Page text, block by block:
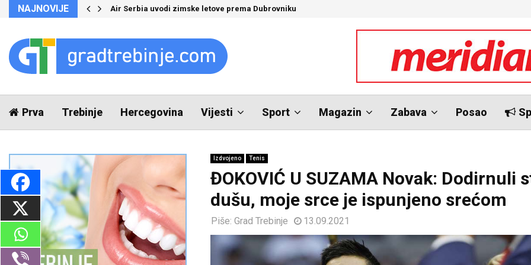
NAJNOVIJE Air Serbia uvodi zimske letove prema Dubrovniku
Prva Trebinje Hercegovina Vijesti Sport Magazin Zabava Posao
Izdvojeno Tenis
ĐOKOVIĆ U SUZAMA Novak: Dodirnuli
dušu, moje srce je ispunjeno srećom
Piše: Grad Trebinje 13.09.2021